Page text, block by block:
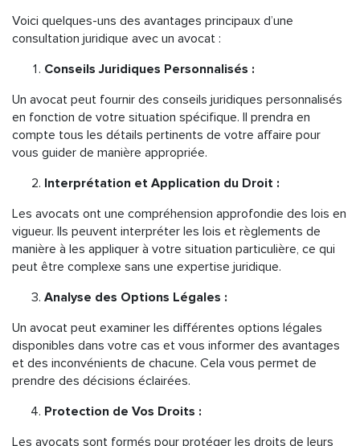
Voici quelques-uns des avantages principaux d’une
consultation juridique avec un avocat :
Conseils Juridiques Personnalisés :
Un avocat peut fournir des conseils juridiques personnalisés
en fonction de votre situation spécifique. Il prendra en
compte tous les détails pertinents de votre affaire pour
vous guider de manière appropriée.
Interprétation et Application du Droit :
Les avocats ont une compréhension approfondie des lois en
vigueur. Ils peuvent interpréter les lois et règlements de
manière à les appliquer à votre situation particulière, ce qui
peut être complexe sans une expertise juridique.
Analyse des Options Légales :
Un avocat peut examiner les différentes options légales
disponibles dans votre cas et vous informer des avantages
et des inconvénients de chacune. Cela vous permet de
prendre des décisions éclairées.
Protection de Vos Droits :
Les avocats sont formés pour protéger les droits de leurs